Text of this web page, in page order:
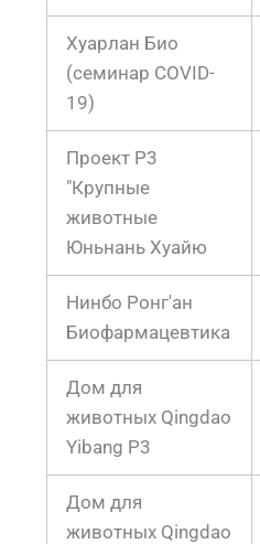
Хуарлан Био
(семинар COVID-
19)
Проект P3
"Крупные
животные
Юньнань Хуайю
Нинбо Ронг'ан
Биофармацевтика
Дом для
животных Qingdao
Yibang P3
Дом для
животных Qingdao